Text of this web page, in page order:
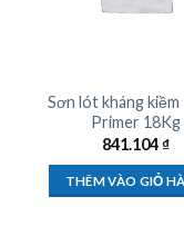
Sơn lót kháng
Primer 18Kg
841.104₫
THÊM VÀO GIỎ